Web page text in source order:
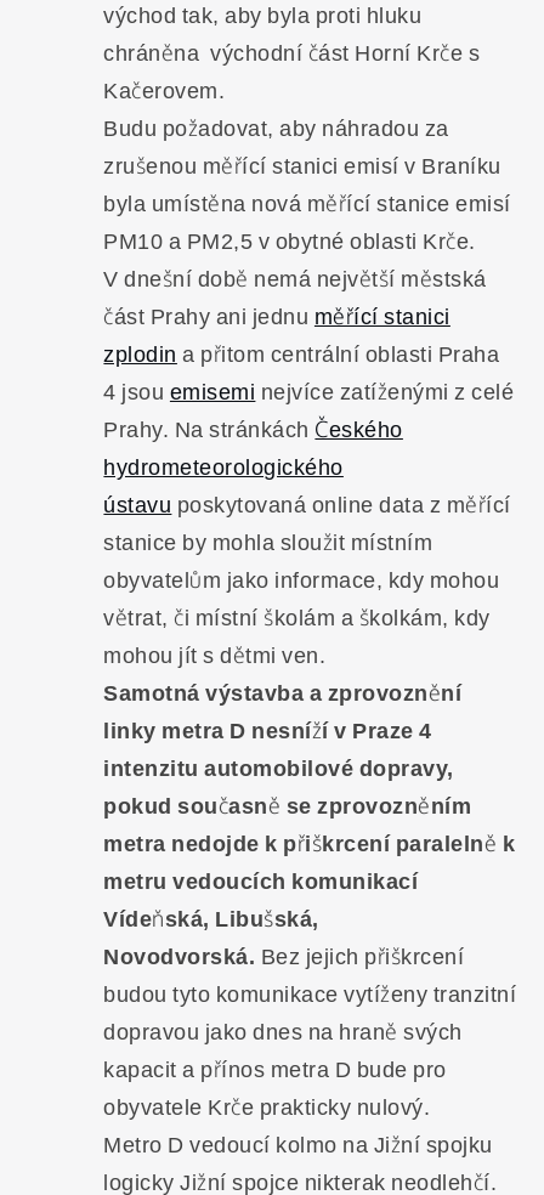
východ tak, aby byla proti hluku
chráněna východní část Horní Krče s
Kačerovem.
Budu požadovat, aby náhradou za
zrušenou měřící stanici emisí v Braníku
byla umístěna nová měřící stanice emisí
PM10 a PM2,5 v obytné oblasti Krče.
V dnešní době nemá největší městská
část Prahy ani jednu měřící stanici
zplodin a přitom centrální oblasti Praha
4 jsou emisemi nejvíce zatíženými z celé
Prahy. Na stránkách Českého
hydrometeorologického
ústavu poskytovaná online data z měřící
stanice by mohla sloužit místním
obyvatelům jako informace, kdy mohou
větrat, či místní školám a školkám, kdy
mohou jít s dětmi ven.
Samotná výstavba a zprovoznění
linky metra D nesníží v Praze 4
intenzitu automobilové dopravy,
pokud současně se zprovozněním
metra nedojde k přiškrcení paralelně k
metru vedoucích komunikací
Vídeňská, Libušská,
Novodvorská. Bez jejich přiškrcení
budou tyto komunikace vytíženy tranzitní
dopravou jako dnes na hraně svých
kapacit a přínos metra D bude pro
obyvatele Krče prakticky nulový.
Metro D vedoucí kolmo na Jižní spojku
logicky Jižní spojce nikterak neodlehčí.